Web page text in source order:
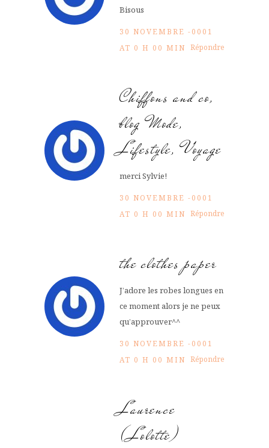
Bisous
30 NOVEMBRE -0001
AT 0 H 00 MIN Répondre
Chiffons and co,
blog Mode,
Lifestyle, Voyage
merci Sylvie!
30 NOVEMBRE -0001
AT 0 H 00 MIN Répondre
the clothes paper
J’adore les robes longues en
ce moment alors je ne peux
qu’approuver^^
30 NOVEMBRE -0001
AT 0 H 00 MIN Répondre
Laurence
(Lolotte)